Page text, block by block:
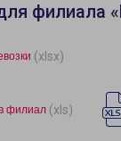
филиала
(xlsx)
филиал (xls)